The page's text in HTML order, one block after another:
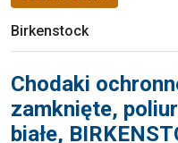
Birkenstock
Chodaki
zamknięte,
białe,